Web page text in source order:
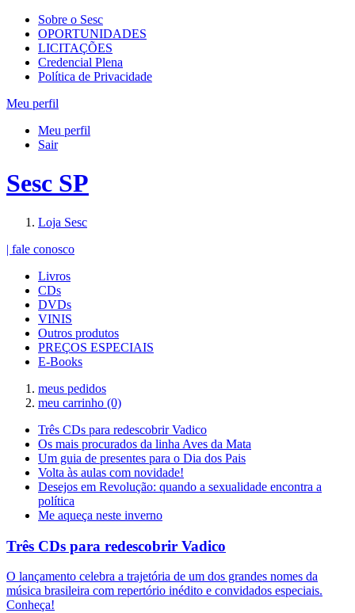
Sobre o Sesc
OPORTUNIDADES
LICITAÇÕES
Credencial Plena
Política de Privacidade
Meu perfil
Meu perfil
Sair
Sesc SP
Loja Sesc
| fale conosco
Livros
CDs
DVDs
VINIS
Outros produtos
PREÇOS ESPECIAIS
E-Books
meus pedidos
meu carrinho (0)
Três CDs para redescobrir Vadico
Os mais procurados da linha Aves da Mata
Um guia de presentes para o Dia dos Pais
Volta às aulas com novidade!
Desejos em Revolução: quando a sexualidade encontra a
política
Me aqueça neste inverno
Três CDs para redescobrir Vadico
O lançamento celebra a trajetória de um dos grandes nomes da
música brasileira com repertório inédito e convidados especiais.
Conheça!